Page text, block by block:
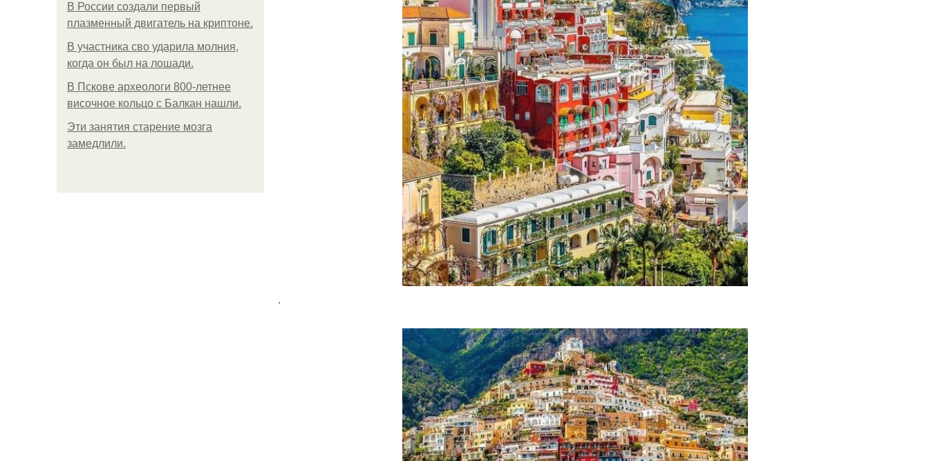
В России создали первый
плазменный двигатель на криптоне.
В участника сво ударила молния,
когда он был на лошади.
В Пскове археологи 800-летнее
височное кольцо с Балкан нашли.
Эти занятия старение мозга
замедлили.
.